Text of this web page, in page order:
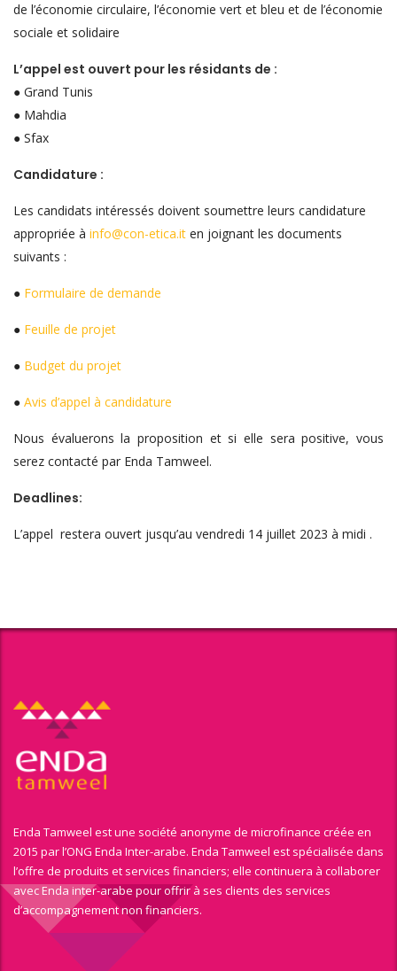
de l’économie circulaire, l’économie vert et bleu et de l’économie
sociale et solidaire
L’appel est ouvert pour les résidants de :
● Grand Tunis
● Mahdia
● Sfax
Candidature :
Les candidats intéressés doivent soumettre leurs candidature
appropriée à info@con-etica.it en joignant les documents
suivants :
● Formulaire de demande
● Feuille de projet
● Budget du projet
● Avis d’appel à candidature
Nous évaluerons la proposition et si elle sera positive, vous
serez contacté par Enda Tamweel.
Deadlines:
L’appel restera ouvert jusqu’au vendredi 14 juillet 2023 à midi .
Enda Tamweel est une société anonyme de microfinance créée en
2015 par l’ONG Enda Inter-arabe. Enda Tamweel est spécialisée dans
l’offre de produits et services financiers; elle continuera à collaborer
avec Enda inter-arabe pour offrir à ses clients des services
d’accompagnement non financiers.